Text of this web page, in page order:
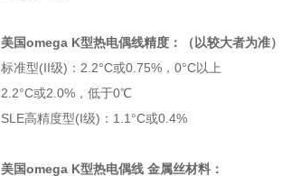
美国omega K型热电偶线精度：（以较大者为准）
标准型(II级)：2.2°C或0.75%，0°C以上
2.2°C或2.0%，低于0℃
SLE高精度型(I级)：1.1°C或0.4%
美国omega K型热电偶线 金属丝材料：